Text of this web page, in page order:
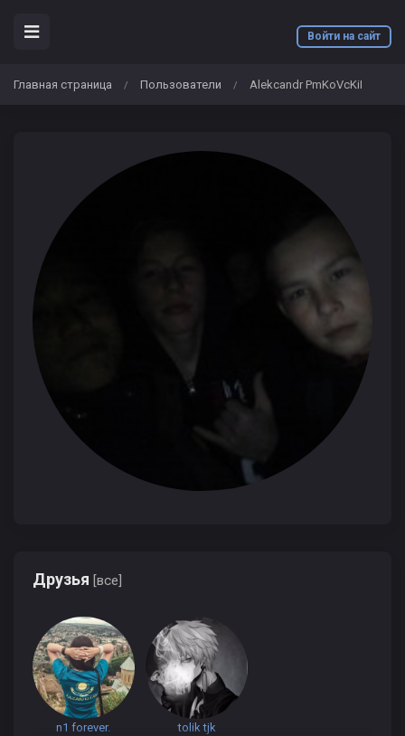
Войти на сайт
Главная страница / Пользователи / Alekcandr PmKoVcKiI
Друзья [все]
n1 forever. tolik tjk